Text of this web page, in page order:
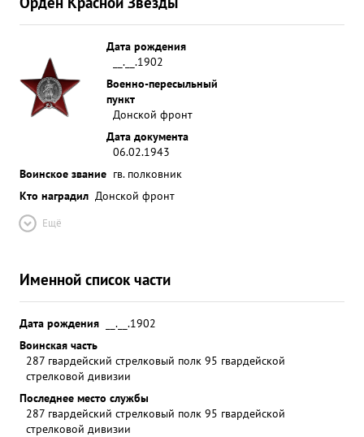
Дата рождения
__.__.1902
Военно-пересыльный
пункт
Донской фронт
Дата документа
06.02.1943
Воинское звание гв. полковник
Кто наградил Донской фронт
Ещё
Именной список части
Дата рождения
__.__.1902
Воинская часть
287 гвардейский стрелковый полк 95 гвардейской
стрелковой дивизии
Последнее место службы
287 гвардейский стрелковый полк 95 гвардейской
стрелковой дивизии